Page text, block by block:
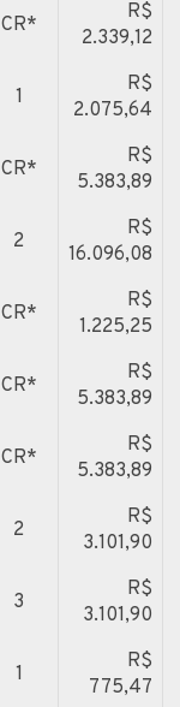
CR*
R$
2.339,12
1
R$
2.075,64
CR*
R$
5.383,89
2
R$
16.096,08
CR*
R$
1.225,25
CR*
R$
5.383,89
CR*
R$
5.383,89
2
R$
3.101,90
3
R$
3.101,90
1
R$
775,47